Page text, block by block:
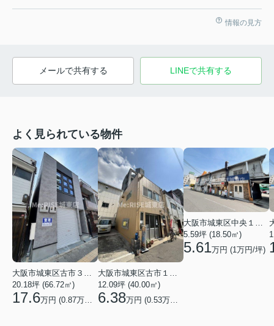
情報の見方
メールで共有する LINEで共有する
よく見られている物件
20.18坪 (66.72㎡)
17.6万円 (0.87万円/坪)
12.09坪 (40.00㎡)
6.38万円 (0.53万円/坪)
大阪市城東区中央１丁目
5.59坪 (18.50㎡)
5.61万円 (1万円/坪)